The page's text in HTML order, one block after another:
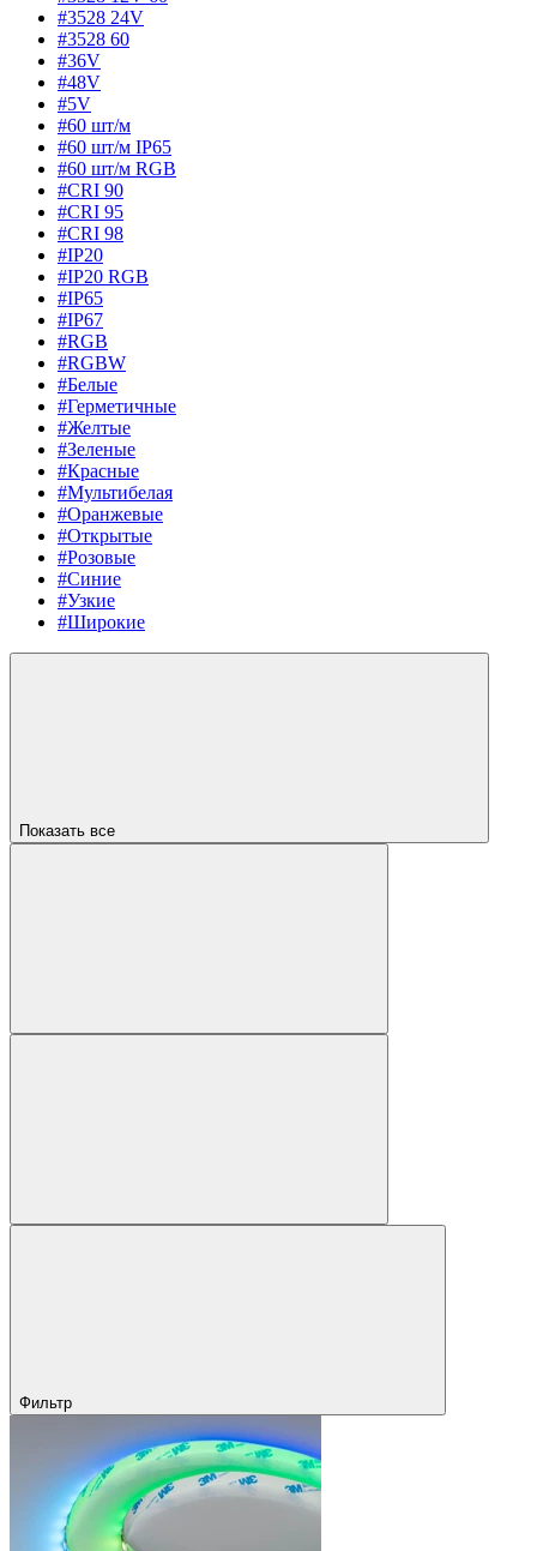
#3528 24V
#3528 60
#36V
#48V
#5V
#60 шт/м
#60 шт/м IP65
#60 шт/м RGB
#CRI 90
#CRI 95
#CRI 98
#IP20
#IP20 RGB
#IP65
#IP67
#RGB
#RGBW
#Белые
#Герметичные
#Желтые
#Зеленые
#Красные
#Мультибелая
#Оранжевые
#Открытые
#Розовые
#Синие
#Узкие
#Широкие
Показать все
Фильтр